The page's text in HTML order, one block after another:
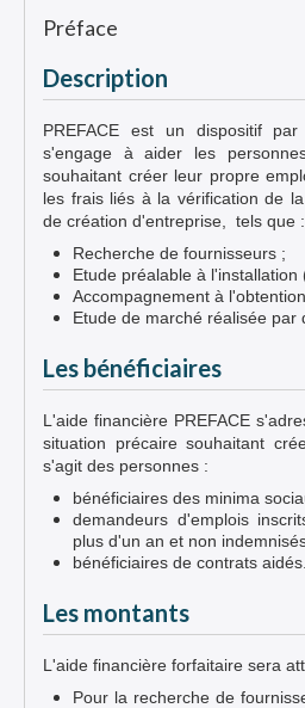
Préface
Description
PREFACE est un dispositif
s'engage à aider les
souhaitant créer leur propre
les frais liés à la vérification de
de création d'entreprise, tels que :
Recherche de fournisseurs ;
Etude préalable à l'installation
Accompagnement à
Etude de marché réalisée par
Les bénéficiaires
L'aide financière PREFACE
situation précaire souhaitant
s'agit des personnes :
bénéficiaires des minima
demandeurs d'emplois
plus d'un an et non
bénéficiaires de contrats aidés.
Les montants
L'aide financière forfaitaire sera
Pour la recherche de